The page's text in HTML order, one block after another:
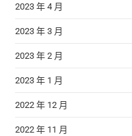
2023 年 4 月
2023 年 3 月
2023 年 2 月
2023 年 1 月
2022 年 12 月
2022 年 11 月